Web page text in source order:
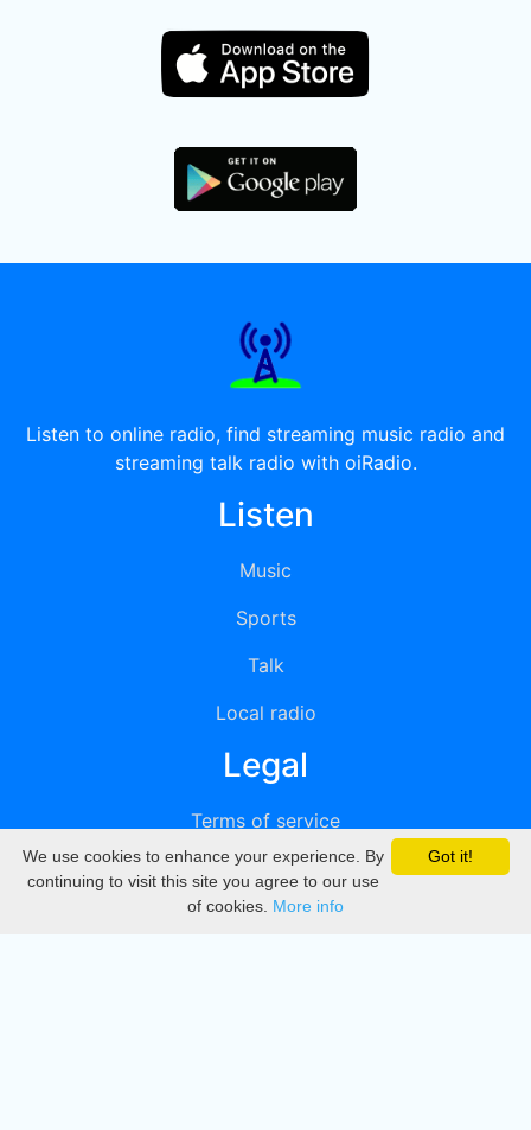
Listen to online radio, find streaming music radio and
streaming talk radio with oiRadio.
Listen
Music
Sports
Talk
Local radio
Legal
Terms of service
Privacy
DMCA
Got it!
We use cookies to enhance your experience. By
continuing to visit this site you agree to our use
of cookies. More info